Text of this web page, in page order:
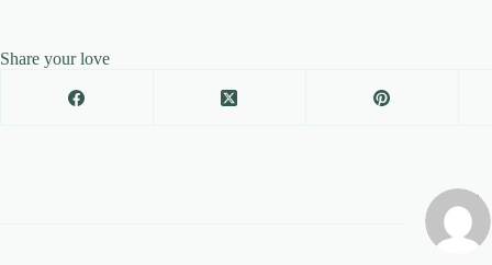
Share your love